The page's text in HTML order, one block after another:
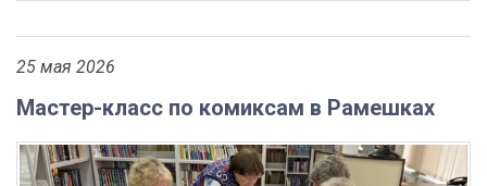
25 мая 2026
Мастер-класс по комиксам в Рамешках